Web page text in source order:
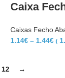
Caixa
Caixas Fecho
1.14€ – 1.44€ (
12 →